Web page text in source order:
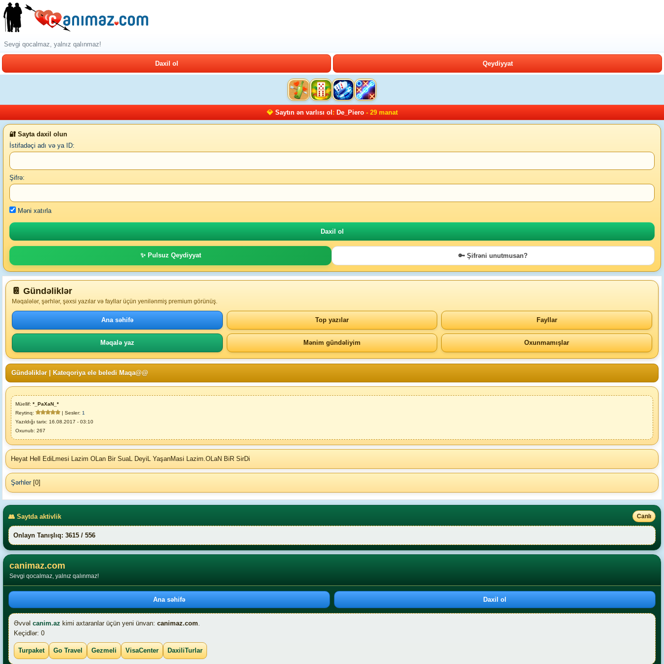
Sevgi qocalmaz, yalnız qalınmaz!
Daxil ol Qeydiyyat
💎 Saytın ən varlısı ol : De_Piero- 29 manat
🔐 Sayta daxil olun
İstifadəçi adı və ya ID:
Şifrə:
Məni xatırla
✨ Pulsuz Qeydiyyat 🔑 Şifrəni unutmusan?
📔 Gündəliklər
Məqalələr, şərhlər, şəxsi yazılar və fayllar üçün yenilənmiş premium görünüş.
Ana səhifə Top yazılar Fayllar
Məqalə yaz Mənim gündəliyim Oxunmamışlar
Gündəliklər Kateqoriya ele beledi Maqa@@
Müellif: *_PaXaN_*
Reytinq:
| Sesler: 1
Yazıldığı tarix: 16.08.2017 - 03:10
Oxunub: 267
Heyat Hell EdiLmesi Lazim OLan Bir SuaL DeyiL YaşanMasi Lazim.OLaN BiR SirDi
Şərhler[0]
👥 Saytda aktivlik Canlı
Onlayn Tanışlıq: 3615 / 556
canimaz.com
Sevgi qocalmaz, yalnız qalınmaz!
Ana səhifə Daxil ol
Əvvəl canim.az kimi axtaranlar üçün yeni ünvan: canimaz.com.
Keçidlər: 0
Turpaket Go Travel Gezmeli VisaCenter DaxiliTurlar